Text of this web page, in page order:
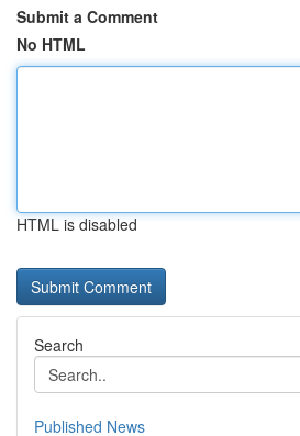
Submit a Comment
No HTML
HTML is disabled
Search
Published News